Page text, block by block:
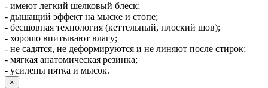
- имеют легкий шелковый блеск;
- дышащий эффект на мыске и стопе;
- бесшовная технология (кеттельный, плоский шов);
- хорошо впитывают влагу;
- не садятся, не деформируются и не линяют после стирок;
- мягкая анатомическая резинка;
- усилены пятка и мысок.
×